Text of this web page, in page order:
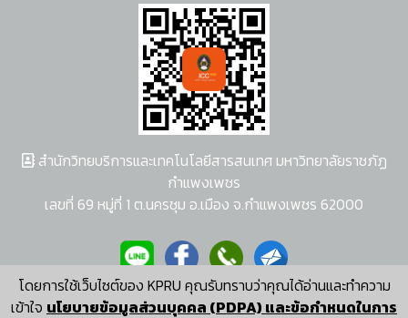
โดยการใช้เว็บไซต์ของ KPRU คุณรับทราบว่าคุณได้อ่านและทำความ
เข้าใจ นโยบายข้อมูลส่วนบุคคล (PDPA) และข้อกำหนดในการ
สำนักวิทยบริการและเทคโนโลยีสารสนเทศ มหาวิทยาลัยราชภัฏ
กำแพงเพชร
เลขที่ 69 หมู่ที่ 1 ต.นครชุม อ.เมือง จ.กำแพงเพชร 62000
ผู้พัฒนาระบบ อนุชา พวงผกา